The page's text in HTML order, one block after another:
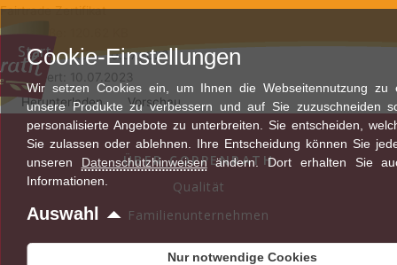
Zum
Inhalt
springen
Start
Fairtrade Zertifikat
Dateigröße: 120.62 KB
Erstellungsdatum: 10.07.2023
Aktualisiert: 10.07.2023
Herunterladen
Vorschau
ÜBER COPPENRATH
Qualität
Familienunternehmen
AKTUELLES
Cookie-Einstellungen
Wir setzen Cookies ein, um Ihnen die Webseitennutzung zu
unsere Produkte zu verbessern und auf Sie zuzuschneiden
personalisierte Angebote zu unterbreiten. Sie entscheiden,
Sie zulassen oder ablehnen. Ihre Entscheidung können Sie
unseren Datenschutzhinweisenändern. Dort erhalten Sie
Informationen.
Auswahl
Nur notwendige Cookies